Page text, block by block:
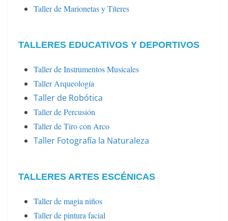
Taller de Marionetas y Títeres
TALLERES EDUCATIVOS Y DEPORTIVOS
Taller de Instrumentos Musicales
Taller Arqueología
Taller de Robótica
Taller de Percusión
Taller de Tiro con Arco
Taller Fotografía la Naturaleza
TALLERES ARTES ESCÉNICAS
Taller de magia niños
Taller de pintura facial